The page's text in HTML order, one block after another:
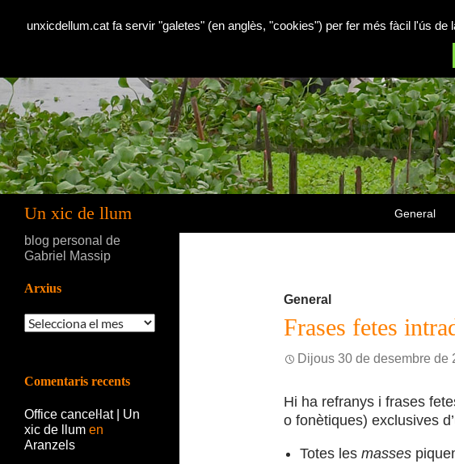
Un xic de llum
General
General
Frases fetes
Dijous 30 de desembre de
Hi ha refranys i frases
o fonètiques) exclusives
Totes les masses
blog personal de
Gabriel Massip
Arxius
Arxius
Comentaris recents
Office canceŀlat | Un
xic de llum en
Aranzels
unxicdellum.cat fa servir "galetes" (en anglès, "cookies") per fer més fàcil l'ús